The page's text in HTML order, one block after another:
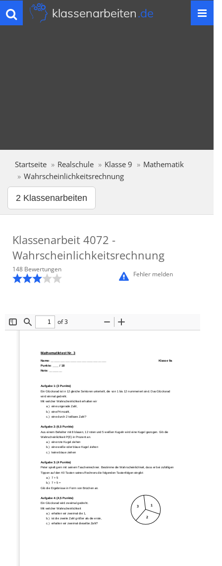
Toggle
navigation
klassenarbeiten.de
Startseite Realschule Klasse 9
Mathematik
Wahrscheinlichkeitsrechnung
2 Klassenarbeiten
Klassenarbeit 4072 -
Wahrscheinlichkeitsrechnung
Fehler melden
148 Bewertungen
ToggleFind
of 3
Zoom
Mathematiktest Nr. 3
Name: ______________________________ Klasse 9a
Punkte: ____ / 18
Note: ________
Aufgabe 1: (3 Punkte)
Ein Glücksrad ist in 12 gleiche Sektoren unterteilt, die von 1 bis 12 nummeriert sind. Das Glücksrad
wird einmal gedreht.
Mit welcher Wahrscheinlichkeit erhalten wir
a.)
eine ungerade Zahl,
b.)
eine Primzahl,
c.)
eine durch 2 teilbare Zahl?
Aufgabe 2: (6,5 Punkte)
Aus einem Behälter mit 8 blauen, 12 roten und 5 weißen Kugeln wird eine Kugel gezogen. Gib die
Wahrscheinlichkeit P(E) in Prozent an.
a.)
eine rote Kugel ziehen
b.)
eine weiße oder blaue Kugel ziehen
c.)
keine blaue ziehen
Aufgabe 3: (4 Punkte)
Peter spielt gern mit seinem Taschenrechner. Bestimme die Wahrscheinlichkeit, dass er bei zufälligen
Tippen auf den 40 Tasten seines Rechners die folgenden Tastenfolgen eingibt:
a.)
7 + 5
b.)
7 + 5 =
Gib die Ergebnisse in Form von Brüchen an.
Aufgabe 4: (4,5 Punkte)
Ein Glücksrad wird zweimal gedreht.
Mit welcher Wahrscheinlichkeit
a.)
erhalten wir zweimal die 1,
b.)
ist die zweite Zahl größer als die erste,
c.)
erhalten wir zweimal dieselbe Zahl?
1
2
3